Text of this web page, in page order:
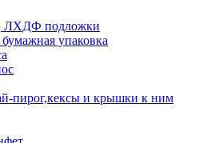
ЛХДФ подложки
упаковка
пирог,кексы и крышки к ним